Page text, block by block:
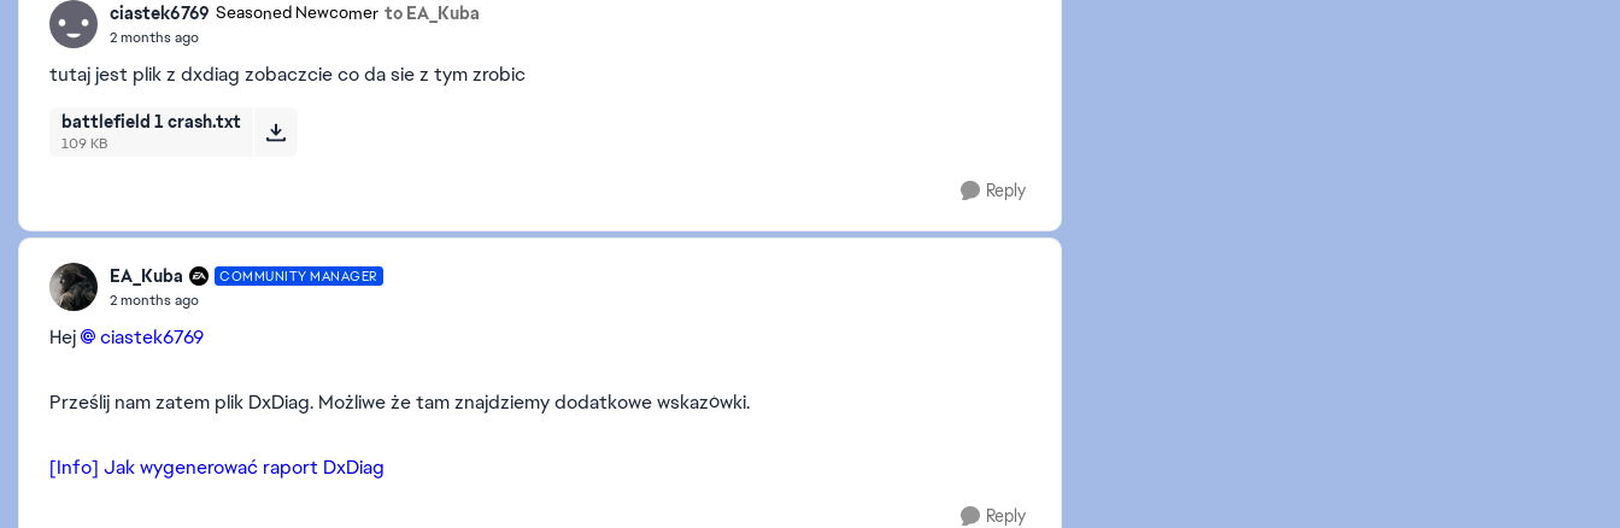
ciastek6769 Seasoned Newcomer to EA_Kuba
2 months ago
tutaj jest plik z dxdiag zobaczcie co da sie z tym zrobic
battlefield 1 crash.txt
109 KB
Reply
EA_Kuba COMMUNITY MANAGER
2 months ago
Hej ciastek6769​
Prześlij nam zatem plik DxDiag. Możliwe że tam znajdziemy dodatkowe wskazówki.
[Info] Jak wygenerować raport DxDiag
Reply